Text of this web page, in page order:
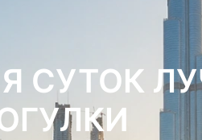
СУТОК